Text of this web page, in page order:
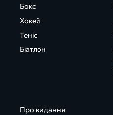
Бокс
Хокей
Теніс
Біатлон
Про видання